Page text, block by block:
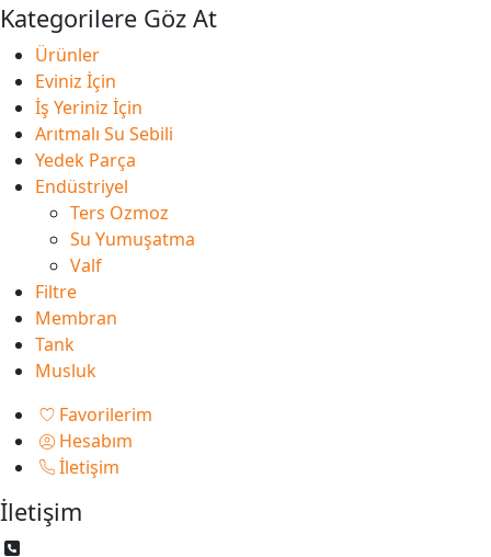
Kategorilere Göz At
Ürünler
Eviniz İçin
İş Yeriniz İçin
Arıtmalı Su Sebili
Yedek Parça
Endüstriyel
Ters Ozmoz
Su Yumuşatma
Valf
Filtre
Membran
Tank
Musluk
Favorilerim
Hesabım
İletişim
İletişim